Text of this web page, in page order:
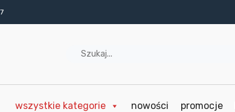
wszystkie kategorie nowości promocje